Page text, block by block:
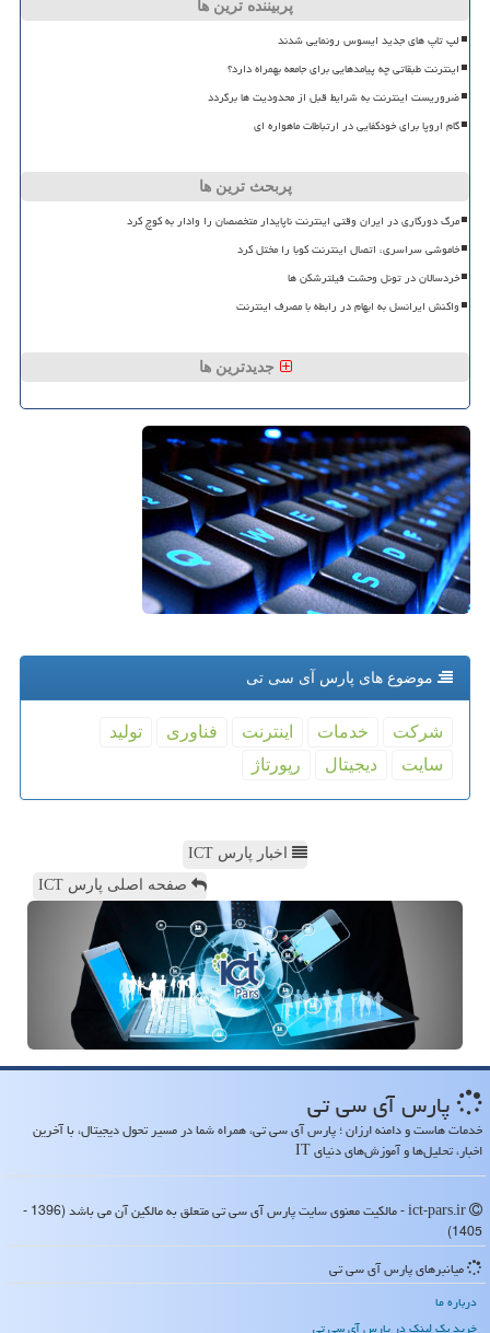
پربیننده ترین ها
لپ تاپ های جدید ایسوس رونمایی شدند
اینترنت طبقاتی چه پیامدهایی برای جامعه بهمراه دارد؟
ضروریست اینترنت به شرایط قبل از محدودیت ها برگردد
گام اروپا برای خودکفایی در ارتباطات ماهواره ای
پربحث ترین ها
مرگ دورکاری در ایران وقتی اینترنت ناپایدار متخصصان را وادار به کوچ کرد
خاموشی سراسری، اتصال اینترنت کوبا را مختل کرد
خردسالان در تونل وحشت فیلترشکن ها
واکنش ایرانسل به ابهام در رابطه با مصرف اینترنت
جدیدترین ها
موضوع های پارس آی سی تی
شركت خدمات اینترنت فناوری
تولید
سایت
دیجیتال رپورتاژ
اخبار پارس ICT
صفحه اصلی پارس ICT
پارس آی سی تی
خدمات هاست و دامنه ارزان ؛ پارس آی سی تی، همراه شما در مسیر تحول دیجیتال، با آخرین
اخبار، تحلیل‌ها و آموزش‌های دنیای IT
ict-pars.ir - مالکیت معنوی سایت پارس آی سی تی متعلق به مالکین آن می باشد (1396 -
1405)
میانبرهای پارس آی سی تی
درباره ما
خرید بک لینک در پارس آی سی تی